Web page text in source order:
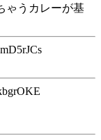
ゃうカレーが基